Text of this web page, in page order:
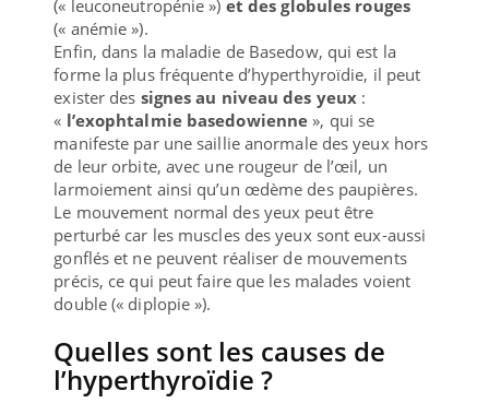
(« leuconeutropénie ») et des globules rouges
(« anémie »).
Enfin, dans la maladie de Basedow, qui est la
forme la plus fréquente d’hyperthyroïdie, il peut
exister des signes au niveau des yeux :
« l’exophtalmie basedowienne», qui se
manifeste par une saillie anormale des yeux hors
de leur orbite, avec une rougeur de l’œil, un
larmoiement ainsi qu’un œdème des paupières.
Le mouvement normal des yeux peut être
perturbé car les muscles des yeux sont eux-aussi
gonflés et ne peuvent réaliser de mouvements
précis, ce qui peut faire que les malades voient
double (« diplopie »).
Quelles sont les causes de
l’hyperthyroïdie ?